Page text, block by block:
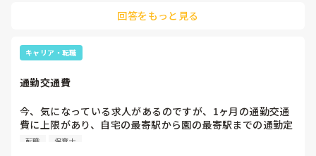
雨遊び、氷遊び、など間食遊びをたくさん行っています。
す！いつもと違うおもちゃ、室内に興味津々です！
回答をもっと見る
キャリア・転職
通勤交通費
今、気になっている求人があるのですが、1ヶ月の通勤交通
費に上限があり、自宅の最寄駅から園の最寄駅までの通勤定
期代が5,000円ほどオーバーします
転職 保育士